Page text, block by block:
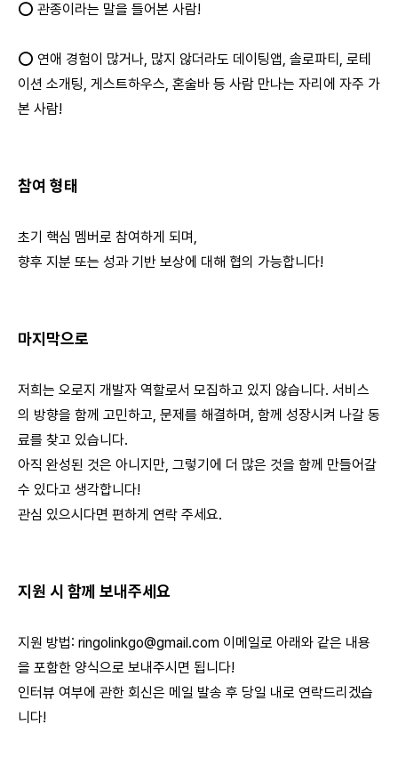
⭕ 관종이라는 말을 들어본 사람!
⭕ 연애 경험이 많거나, 많지 않더라도 데이팅앱, 솔로파티, 로테
이션 소개팅, 게스트하우스, 혼술바 등 사람 만나는 자리에 자주 가
본 사람!
참여 형태
초기 핵심 멤버로 참여하게 되며,
향후 지분 또는 성과 기반 보상에 대해 협의 가능합니다!
마지막으로
저희는 오로지 개발자 역할로서 모집하고 있지 않습니다. 서비스
의 방향을 함께 고민하고, 문제를 해결하며, 함께 성장시켜 나갈 동
료를 찾고 있습니다.
아직 완성된 것은 아니지만, 그렇기에 더 많은 것을 함께 만들어갈
수 있다고 생각합니다!
관심 있으시다면 편하게 연락 주세요.
지원 시 함께 보내주세요
지원 방법: ringolinkgo@gmail.com 이메일로 아래와 같은 내용
을 포함한 양식으로 보내주시면 됩니다!
인터뷰 여부에 관한 회신은 메일 발송 후 당일 내로 연락드리겠습
니다!